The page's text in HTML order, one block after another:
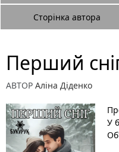
Сторінка автора
Перший
АВТОР Аліна Діденко
У